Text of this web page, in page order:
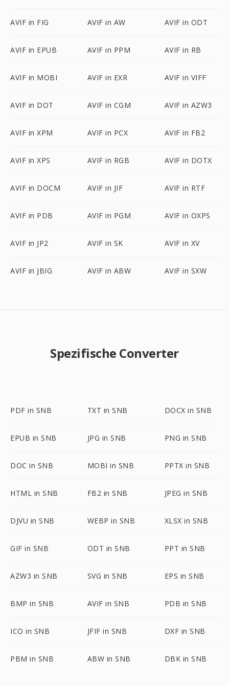
AVIF in FIG AVIF in AW AVIF in ODT
AVIF in EPUB AVIF in PPM AVIF in RB
AVIF in MOBI AVIF in EXR AVIF in VIFF
AVIF in DOT AVIF in CGM AVIF in AZW3
AVIF in XPM AVIF in PCX AVIF in FB2
AVIF in XPS AVIF in RGB AVIF in DOTX
AVIF in DOCM AVIF in JIF AVIF in RTF
AVIF in PDB AVIF in PGM AVIF in OXPS
AVIF in JP2 AVIF in SK AVIF in XV
AVIF in JBIG AVIF in ABW AVIF in SXW
Spezifische Converter
PDF in SNB TXT in SNB DOCX in SNB
EPUB in SNB JPG in SNB PNG in SNB
DOC in SNB MOBI in SNB PPTX in SNB
HTML in SNB FB2 in SNB JPEG in SNB
DJVU in SNB WEBP in SNB XLSX in SNB
GIF in SNB ODT in SNB PPT in SNB
AZW3 in SNB SVG in SNB EPS in SNB
BMP in SNB AVIF in SNB PDB in SNB
ICO in SNB JFIF in SNB DXF in SNB
PBM in SNB ABW in SNB DBK in SNB